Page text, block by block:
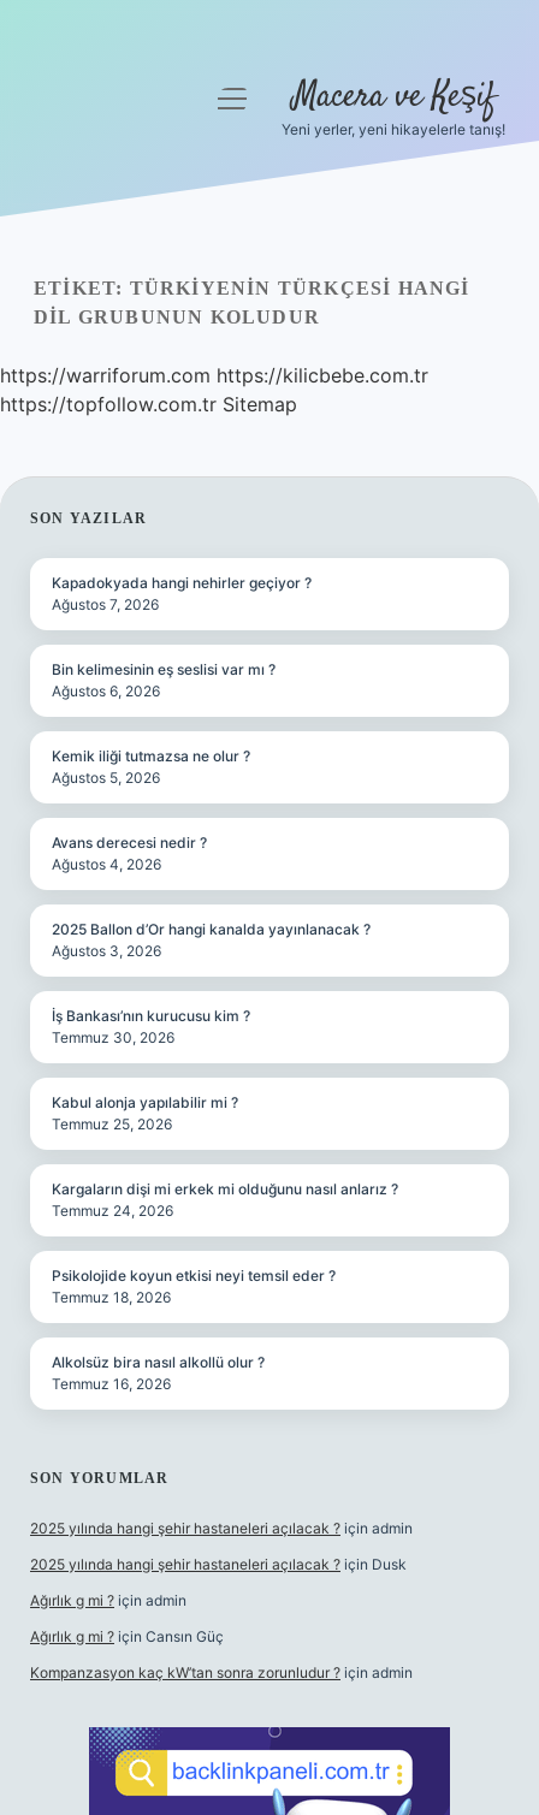
Yasal Uyarı
menüyüMacera ve Keşif
Yeni yerler, yeni hikayelerle tanış!
ETIKET: TÜRKIYENIN TÜRKÇESI HANGI
DIL GRUBUNUN KOLUDUR
https://warriforum.com https://kilicbebe.com.tr
https://topfollow.com.tr Sitemap
SIDEBAR
SON YAZILAR
Kapadokyada hangi nehirler geçiyor ?
Ağustos 7, 2026
Bin kelimesinin eş seslisi var mı ?
Ağustos 6, 2026
Kemik iliği tutmazsa ne olur ?
Ağustos 5, 2026
Avans derecesi nedir ?
Ağustos 4, 2026
2025 Ballon d’Or hangi kanalda yayınlanacak ?
Ağustos 3, 2026
İş Bankası’nın kurucusu kim ?
Temmuz 30, 2026
Kabul alonja yapılabilir mi ?
Temmuz 25, 2026
Kargaların dişi mi erkek mi olduğunu nasıl anlarız ?
Temmuz 24, 2026
Psikolojide koyun etkisi neyi temsil eder ?
Temmuz 18, 2026
Alkolsüz bira nasıl alkollü olur ?
Temmuz 16, 2026
SON YORUMLAR
2025 yılında hangi şehir hastaneleri açılacak ? için admin
2025 yılında hangi şehir hastaneleri açılacak ? için Dusk
Ağırlık g mi ? için admin
Ağırlık g mi ? için Cansın Güç
Kompanzasyon kaç kW’tan sonra zorunludur ? için admin